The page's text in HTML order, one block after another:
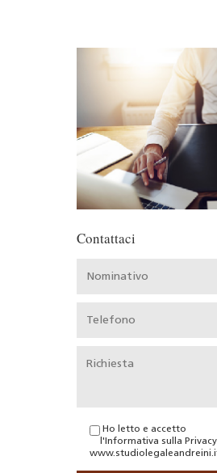
Contattaci
Ho letto e accetto
l' Informativa sulla Privacy